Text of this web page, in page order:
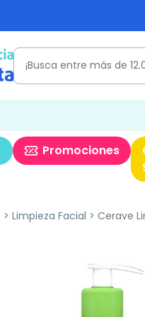
Promociones
Limpieza Facial Cerave